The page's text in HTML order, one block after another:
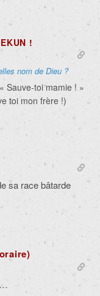
!
nom de Dieu ?
Sauve-toi mamie ! »
toi mon frère !)
sa race bâtarde